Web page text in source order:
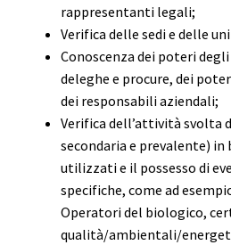
rappresentanti legali;
Verifica delle sedi e delle
Conoscenza dei poteri
deleghe e procure, dei
dei responsabili aziendali;
Verifica dell’attività svolta
secondaria e prevalente) in
utilizzati e il possesso di
specifiche, come ad
Operatori del biologico,
qualità/ambientali/